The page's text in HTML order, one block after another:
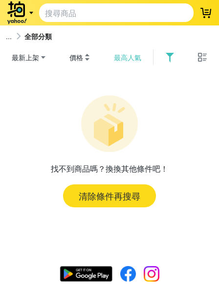
登
全部分類
最新上架 價格 最高人氣
找不到商品嗎？換換其他條件吧！
清除條件再搜尋